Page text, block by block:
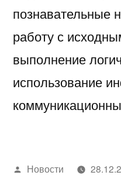
познавательные
работу с
выполнение
использование
Написано
Новости